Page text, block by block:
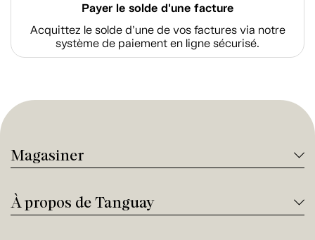
Payer le solde d'une facture
Acquittez le solde d’une de vos factures via notre
système de paiement en ligne sécurisé.
Magasiner
À propos de Tanguay